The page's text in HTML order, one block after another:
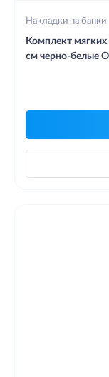
Накладки на банки
Комплект
см черно-белые